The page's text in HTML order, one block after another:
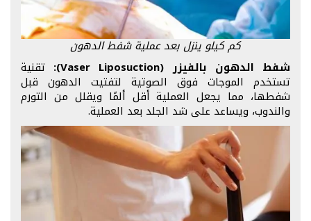
كم كيلو ينزل بعد عملية شفط الدهون
شفط الدهون بالفيزر (Vaser Liposuction):
تقنية
تستخدم الموجات فوق الصوتية لتفتيت الدهون قبل
شفطها، مما يجعل العملية أقل ألمًا ويقلل من التورم
والندوب، ويساعد على شد الجلد بعد العملية.